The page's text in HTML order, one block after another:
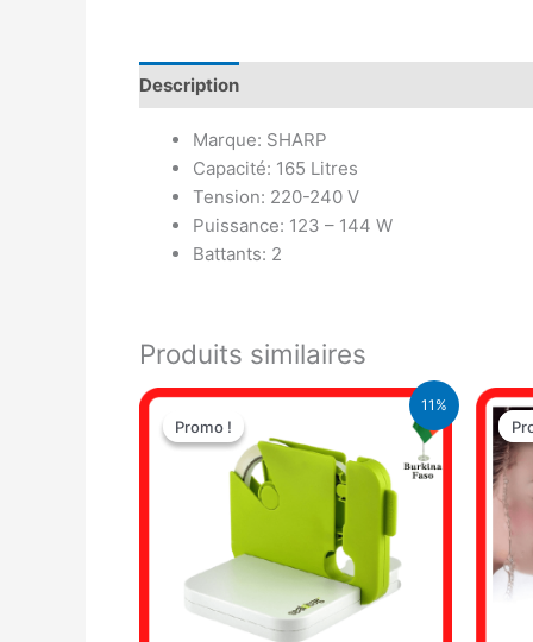
Description
Marque: SHARP
Capacité: 165 Litres
Tension: 220-240 V
Puissance: 123 – 144 W
Battants: 2
Produits similaires
11%
Promo !
Promo !
Le
initial
était :
9.500 CFA.
Le
est :
8.500 CFA.